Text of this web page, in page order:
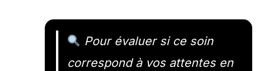
Pour évaluer si ce soin
correspond à vos attentes en